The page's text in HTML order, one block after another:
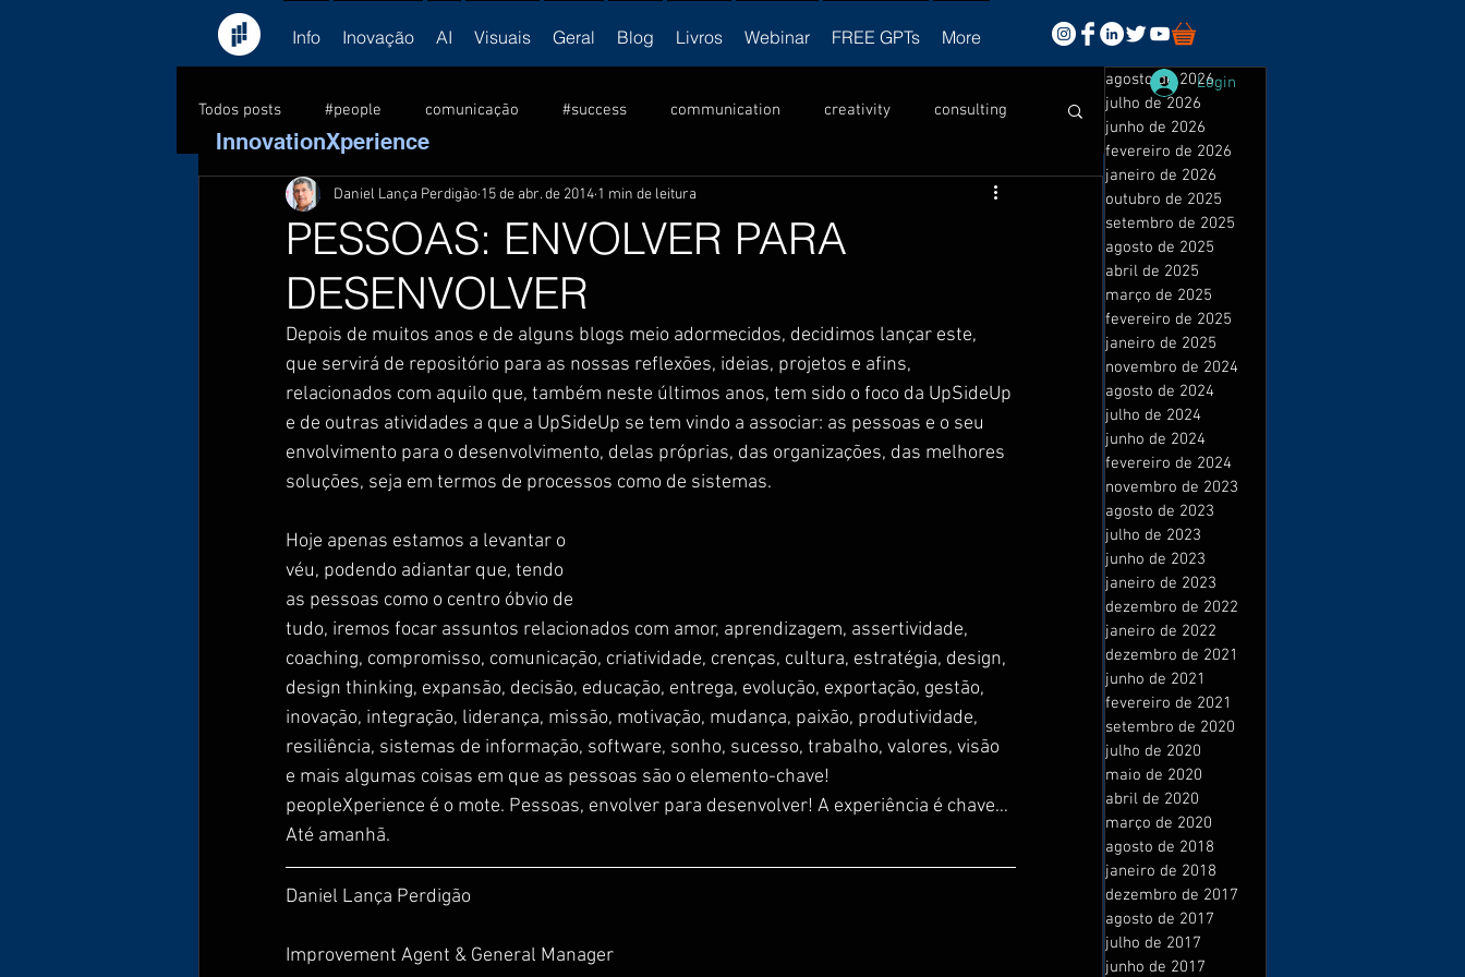
Info Inovação AI Visuais Geral Blog Livros Webinar FREE GPTs More
Login
Todos posts
#people comunicação #success communication creativity consulting
consultoria feedback Culture criatividade
formação Kick-off leadership liderança
pessoas sucesso vendas visual produtividade productivity
PESSOAS: ENVOLVER PARA
DESENVOLVER
Daniel Lança Perdigão 15 de abr. de 2014 1 min de leitura
Depois de muitos anos e de alguns blogs meio adormecidos, decidimos lançar este,
que servirá de repositório para as nossas reflexões, ideias, projetos e afins,
relacionados com aquilo que, também neste últimos anos, tem sido o foco da UpSideUp
e de outras atividades a que a UpSideUp se tem vindo a associar: as pessoas e o seu
envolvimento para o desenvolvimento, delas próprias, das organizações, das melhores
soluções, seja em termos de processos como de sistemas.
Hoje apenas estamos a levantar o
véu, podendo adiantar que, tendo
as pessoas como o centro óbvio de
tudo, iremos focar assuntos relacionados com amor, aprendizagem, assertividade,
coaching, compromisso, comunicação, criatividade, crenças, cultura, estratégia, design,
design thinking, expansão, decisão, educação, entrega, evolução, exportação, gestão,
inovação, integração, liderança, missão, motivação, mudança, paixão, produtividade,
resiliência, sistemas de informação, software, sonho, sucesso, trabalho, valores, visão
e mais algumas coisas em que as pessoas são o elemento-chave!
peopleXperience é o mote. Pessoas, envolver para desenvolver! A experiência é chave…
Até amanhã.
Daniel Lança Perdigão
Improvement Agent & General Manager
InnovationXperience
agosto de 2026
julho de 2026
junho de 2026
fevereiro de 2026
janeiro de 2026
outubro de 2025
setembro de 2025
agosto de 2025
abril de 2025
março de 2025
fevereiro de 2025
janeiro de 2025
novembro de 2024
agosto de 2024
julho de 2024
junho de 2024
fevereiro de 2024
novembro de 2023
agosto de 2023
julho de 2023
junho de 2023
janeiro de 2023
dezembro de 2022
janeiro de 2022
dezembro de 2021
junho de 2021
fevereiro de 2021
setembro de 2020
julho de 2020
maio de 2020
abril de 2020
março de 2020
agosto de 2018
janeiro de 2018
dezembro de 2017
agosto de 2017
julho de 2017
junho de 2017